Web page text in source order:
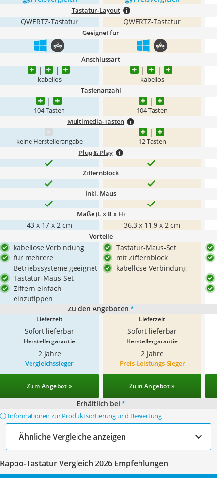
Tastatur-Layout
QWERTZ-Tastatur QWERTZ-Tastatur
Geeignet für
Anschlussart
kabellos kabellos
Tastenanzahl
104 Tasten 104 Tasten
Multimedia-Tasten
keine Herstellerangabe 12 Tasten
Plug & Play
Ziffernblock
Inkl. Maus
Maße (L x B x H)
43 x 17 x 2 cm 36,3 x 11,9 x 2 cm
Vorteile
kabellose Verbindung
für mehrere
Betriebssysteme geeignet
Tastatur-Maus-Set
Ziffern einfach
einzutippen
Tastatur-Maus-Set
mit Ziffernblock
kabellose Verbindung
Zu den Angeboten *
Lieferzeit
Sofort lieferbar
Lieferzeit
Sofort lieferbar
Herstellergarantie
2 Jahre
Herstellergarantie
2 Jahre
Vergleichssieger
Zum Angebot »
Preis-Leistungs-Sieger
Zum Angebot »
Erhältlich bei *
ⓘ Informationen zur Produktsortierung und Bewertung
Ähnliche Vergleiche anzeigen
Rapoo-Tastatur Vergleich 2026 Empfehlungen